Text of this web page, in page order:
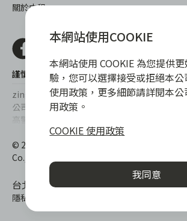
關於中租
謹慎衡量自身財務狀況，理性理財最安心
zingala銀角零卡/仲信資融沒有代辦公司及代辦
公司合作，更不會要求您提供實體銀行提款卡
高警覺，勿受騙上當！
提醒您，消費前請審慎評估財務狀況，理性理
百分率區間為0%~15.9%，實際費用率，仍以
品或服務為準，且每一案件實際之年百分率仍
往來條件而有所不同，總費用年百分率不等於
© 2022 仲信資融股份有限公司 Chailease
Co., Ltd. All Rights Reserved.
台北市內湖區內湖路一段392號6F
隱私權保護政策
本網站使用COOKIE
本網站使用 COOKIE 為您提供
驗，您可以選擇接受或拒絕本公
使用政策，更多細節請詳閱本公
用政策。
COOKIE 使用政策
我同意